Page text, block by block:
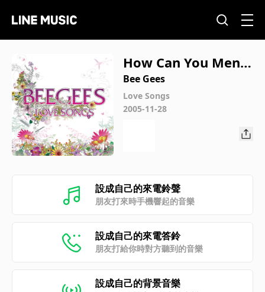
How Can You Mend
A Broken Heart
Bee Gees
Love Songs
2005-11-28
設成自己的來電鈴聲
朋友打來時手機響起的音樂
設成自己的來電答鈴
朋友打給你時對方聽到的音樂
設成自己的背景音樂